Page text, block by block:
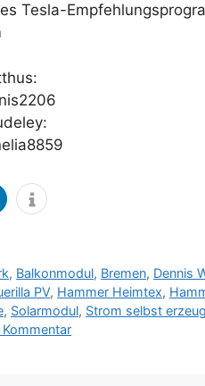
Tesla-
, Balkonmodul, Bremen, Dennis
PV, Hammer Heimtex,
, Solarmodul, Strom selbst